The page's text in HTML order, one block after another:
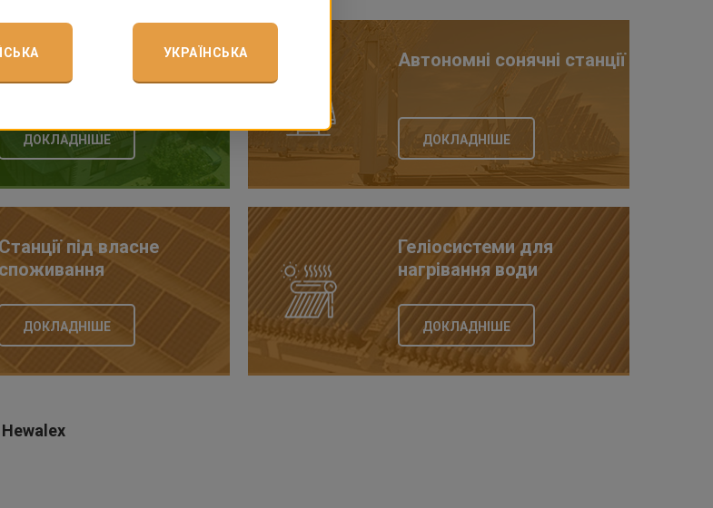
під Зелений тариф
ДОКЛАДНІШЕ
Автономні сонячні станції
ДОКЛАДНІШЕ
Станції під власне
споживання
ДОКЛАДНІШЕ
Геліосистеми для
нагрівання води
ДОКЛАДНІШЕ
УКРАЇНСЬКА